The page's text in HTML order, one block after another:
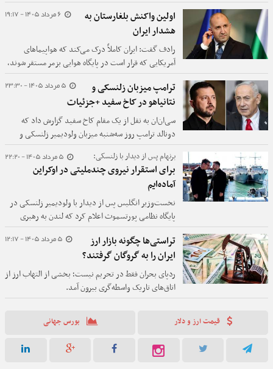
نمی‌دهد.
6 مرداد 1405 - 19:17
اولین واکنش بلغارستان به
هشدار ایران
رادف گفت: ایران کاملاً درک می‌کند که هواپیماهای
آمریکایی که قرار است در پایگاه هوایی بزمر مستقر شوند،
به هیچ‌وجه برای مأموریت‌های جنگی در نظر گرفته
نشده‌اند.
5 مرداد 1405 - 23:30
ترامپ میزبان زلنسکی و
نتانیاهو در کاخ سفید +جزئیات
سی‌ان‌ان به نقل از یک مقام کاخ سفید گزارش داد که
دونالد ترامپ روز سه‌شنبه میزبان ولودیمیر زلنسکی و
بنیامین نتانیاهو در دیدارهای جداگانه خواهد بود.
5 مرداد 1405 - 22:20 برنهام پس از دیدار با زلنسکی:
برای استقرار نیروی چندملیتی در اوکراین
آماده‌ایم
نخست‌وزیر انگلیس پس از دیدار با ولودیمیر زلنسکی در
پایگاه نظامی پورتسموث اعلام کرد که لندن به رهبری
ائتلاف مشتاقان برای حمایت از اوکراین ادامه خواهد داد و
در صورت برقراری آتش‌بس، برای استقرار نیروی چندملیتی
در این کشور آماده است.
5 مرداد 1405 - 12:17
تراستی‌ها چگونه بازار ارز
ایران را به گروگان گرفتند؟
ردپای بحران فقط در تحریم نیست؛ بخشی از التهاب ارز از
اتاق‌های تاریک واسطه‌گری بیرون آمد.
قیمت ارز و دلار بورس جهانی